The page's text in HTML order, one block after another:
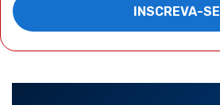
INSCREVA-SE